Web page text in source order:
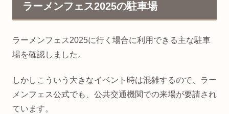
ラーメンフェス2025の駐車場
ラーメンフェス2025に行く場合に利用できる主な駐車
場を確認しました。
しかしこういう大きなイベント時は混雑するので、ラー
メンフェス公式でも、公共交通機関での来場が要請され
ています。